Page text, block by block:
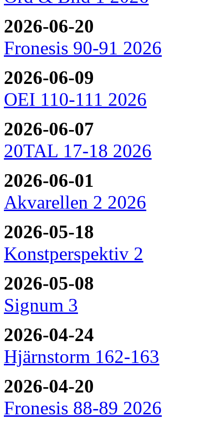
2026-06-20
Fronesis 90-91 2026
2026-06-09
OEI 110-111 2026
2026-06-07
20TAL 17-18 2026
2026-06-01
Akvarellen 2 2026
2026-05-18
Konstperspektiv 2
2026-05-08
Signum 3
2026-04-24
Hjärnstorm 162-163
2026-04-20
Fronesis 88-89 2026